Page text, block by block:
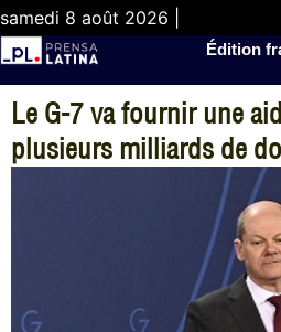
samedi 8 août 2026 |
Édition
Le G-7 va fournir une
plusieurs milliards de